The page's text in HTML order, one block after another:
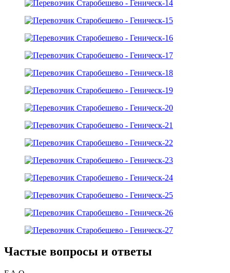
Частые вопросы и ответы